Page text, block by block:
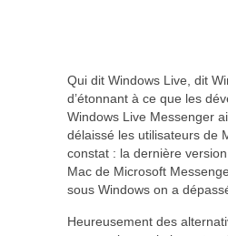
Qui dit Windows Live, dit
d’étonnant à ce que les
Windows Live Messenger
délaissé les utilisateurs de
constat : la dernière
Mac de Microsoft
sous Windows on a
Heureusement des